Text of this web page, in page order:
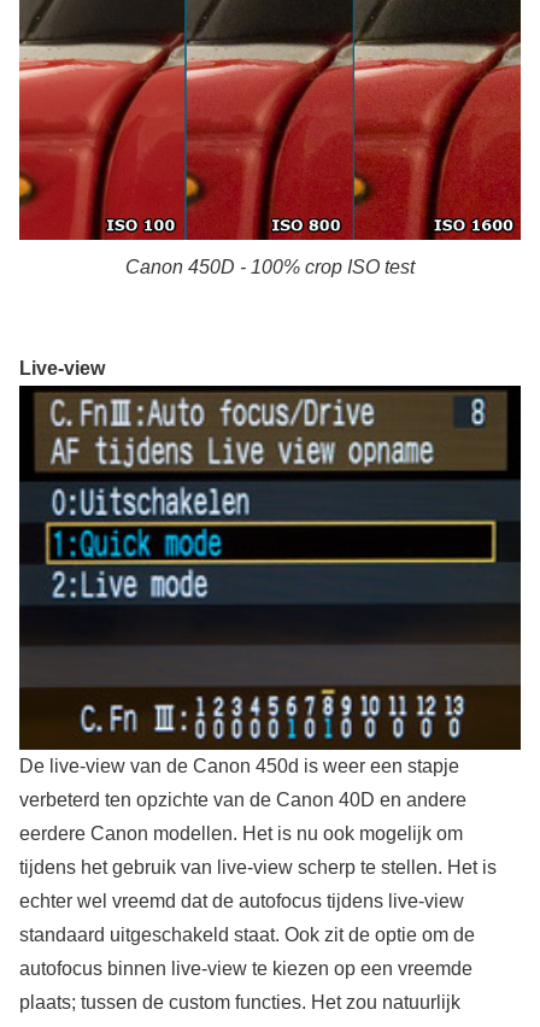
Canon 450D - 100% crop ISO test
Live-view
De live-view van de Canon 450d is weer een stapje
verbeterd ten opzichte van de Canon 40D en andere
eerdere Canon modellen. Het is nu ook mogelijk om
tijdens het gebruik van live-view scherp te stellen. Het is
echter wel vreemd dat de autofocus tijdens live-view
standaard uitgeschakeld staat. Ook zit de optie om de
autofocus binnen live-view te kiezen op een vreemde
plaats; tussen de custom functies. Het zou natuurlijk